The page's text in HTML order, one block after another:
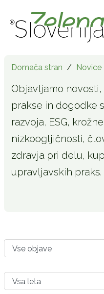
Domača stran / Novice
Objavljamo
prakse in dogodke
razvoja, ESG,
nizkoogljičnosti,
zdravja pri delu,
upravljavskih praks.